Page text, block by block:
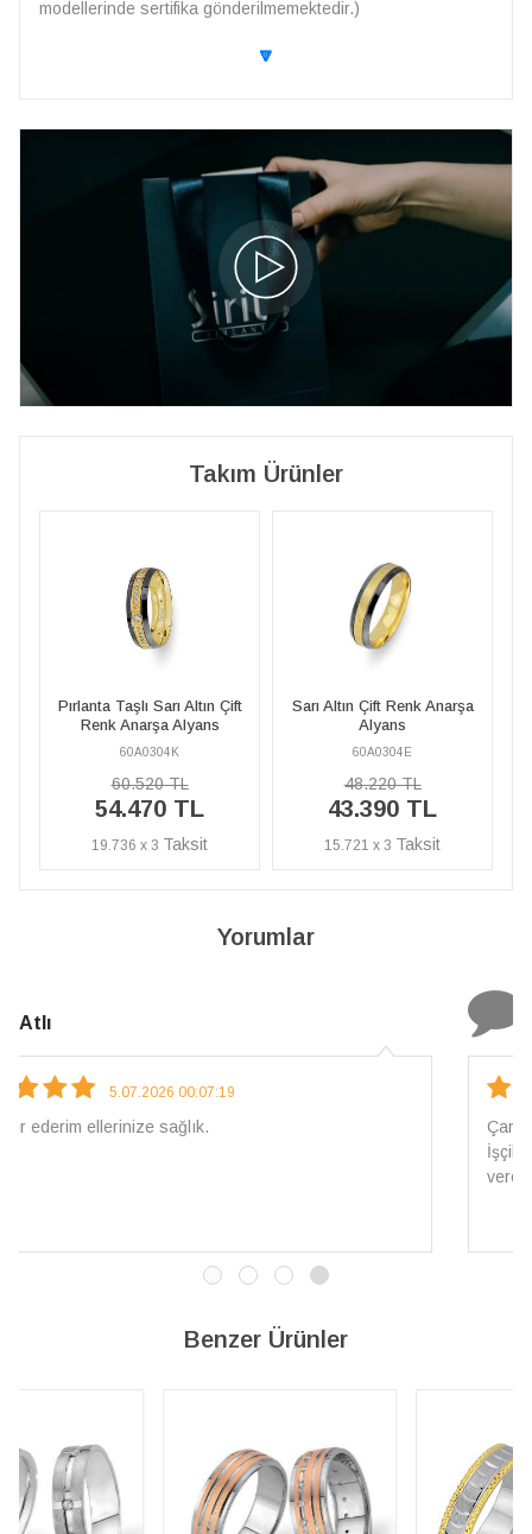
modellerinde sertifika gönderilmemektedir.)
🔽
Takım Ürünler
Sarı Altın Çift Renk Anarşa
Alyans
60A0304E
48.220 TL
43.390 TL
15.721 x 3
Pırlanta Taşlı Sarı Altın Çift
Renk Anarşa Alyans
60A0304K
60.520 TL
54.470 TL
19.736 x 3
Yorumlar
4.08.2026 16:27:03
Çarpıcı ve olağanüstü bir işçilikle hazırlanmış bir mücevher.
Benzer Ürünler